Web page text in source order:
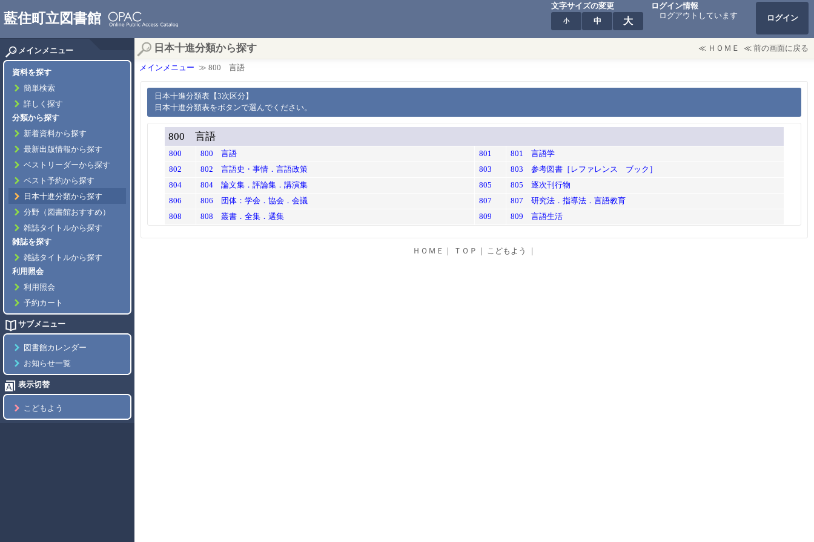
藍住町立図書館
文字サイズの変更
小 中 大
ログイン情報
ログアウトしています
ログイン
メインメニュー
資料を探す
簡単検索
詳しく探す
分類から探す
新着資料から探す
最新出版情報から探す
ベストリーダーから探す
ベスト予約から探す
日本十進分類から探す
分野（図書館おすすめ）
雑誌タイトルから探す
雑誌を探す
雑誌タイトルから探す
利用照会
利用照会
予約カート
サブメニュー
図書館カレンダー
お知らせ一覧
表示切替
こどもよう
日本十進分類から探す ≪ ＨＯＭＥ ≪ 前の画面に戻る
メインメニュー ≫ 800 言語
日本十進分類表【3次区分】
日本十進分類表をボタンで選んでください。
800 言語
800 800 言語 801
801 言語学
802
802 言語史・事情．言語政策 803
803 参考図書［レファレンス ブック］
804
804 論文集．評論集．講演集 805
805 逐次刊行物
806
806 団体：学会．協会．会議 807
807 研究法．指導法．言語教育
808
808 叢書．全集．選集 809 809 言語生活
ＨＯＭＥ ＴＯＰ こどもよう